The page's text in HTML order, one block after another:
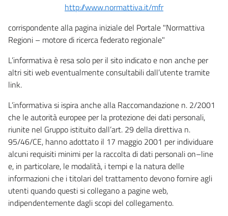
http://www.normattiva.it/mfr
corrispondente alla pagina iniziale del Portale "Normattiva
Regioni – motore di ricerca federato regionale"
L’informativa è resa solo per il sito indicato e non anche per
altri siti web eventualmente consultabili dall’utente tramite
link.
L’informativa si ispira anche alla Raccomandazione n. 2/2001
che le autorità europee per la protezione dei dati personali,
riunite nel Gruppo istituito dall’art. 29 della direttiva n.
95/46/CE, hanno adottato il 17 maggio 2001 per individuare
alcuni requisiti minimi per la raccolta di dati personali on–line
e, in particolare, le modalità, i tempi e la natura delle
informazioni che i titolari del trattamento devono fornire agli
utenti quando questi si collegano a pagine web,
indipendentemente dagli scopi del collegamento.